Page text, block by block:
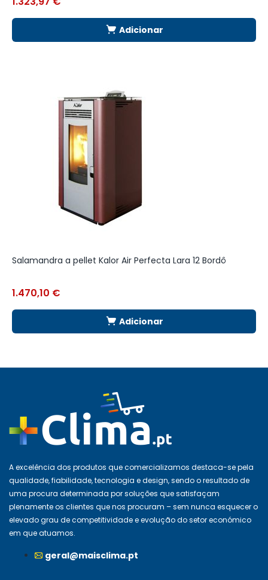
Adicionar
Salamandra a pellet Kalor Air Perfecta Lara 12 Bordô
1.470,10 €
Adicionar
A excelência dos produtos que comercializamos destaca-se pela
qualidade, fiabilidade, tecnologia e design, sendo o resultado de
uma procura determinada por soluções que satisfaçam
plenamente os clientes que nos procuram – sem nunca esquecer o
elevado grau de competitividade e evolução do setor económico
em que atuamos.
geral@maisclima.pt